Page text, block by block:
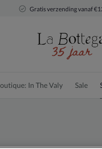
Gratis verzending vanaf
In The Valy Sale